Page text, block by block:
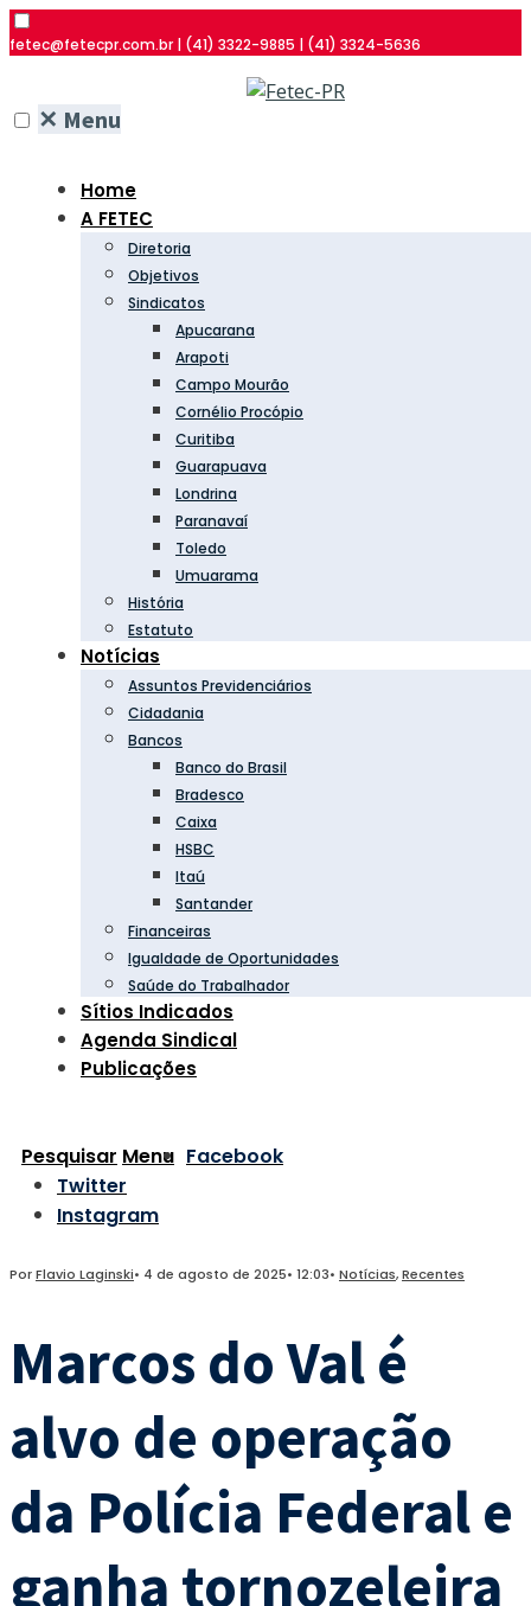
fetec@fetecpr.com.br | (41) 3322-9885 | (41) 3324-5636
✕ Menu
Home
A FETEC
Diretoria
Objetivos
Sindicatos
Apucarana
Arapoti
Campo Mourão
Cornélio Procópio
Curitiba
Guarapuava
Londrina
Paranavaí
Toledo
Umuarama
História
Estatuto
Notícias
Assuntos Previdenciários
Cidadania
Bancos
Banco do Brasil
Bradesco
Caixa
HSBC
Itaú
Santander
Financeiras
Igualdade de Oportunidades
Saúde do Trabalhador
Sítios Indicados
Agenda Sindical
Publicações
Pesquisar Menu Facebook
Twitter
Instagram
PorFlavio Laginski• 4 de agosto de 2025• 12:03• Notícias,Recentes
Marcos do Val é
alvo de operação
da Polícia Federal e
ganha tornozeleira